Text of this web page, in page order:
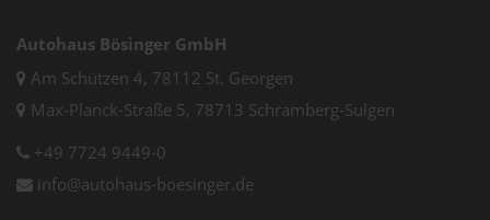
Autohaus Bösinger GmbH
Am Schützen 4, 78112 St. Georgen
Max-Planck-Straße 5, 78713 Schramberg-Sulgen
+49 7724 9449-0
info@autohaus-boesinger.de